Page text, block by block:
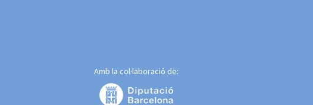
Amb la col·laboració de: